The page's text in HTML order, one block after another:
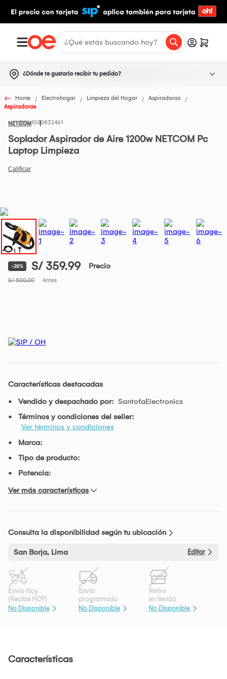
¿Dónde te gustaría recibir tu pedido?
Home Electrohogar Limpieza del Hogar
Aspiradoras
Aspiradoras
NETCOM1000832461
Soplador Aspirador de Aire 1200w NETCOM Pc
Laptop Limpieza
-28% S/ 359.99 Precio
S/ 500.00 Antes
Características destacadas
Vendido y despachado por: SantofaElectronics
Términos y condiciones del seller:
Ver términos y condiciones
Marca:
Tipo de producto:
Potencia:
Ver más características
Consulta la disponibilidad según tu ubicación
San Borja, Lima Editar
Envío Hoy
(Recibe HOY)
No Disponible
Envío
programado
No Disponible
Retiro
en tienda
No Disponible
Características